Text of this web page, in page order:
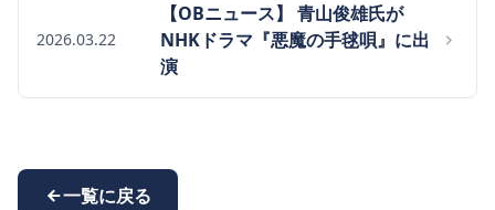
2026.03.22
【OBニュース】 青山俊雄氏が
NHKドラマ『悪魔の手毬唄』に出
演
一覧に戻る